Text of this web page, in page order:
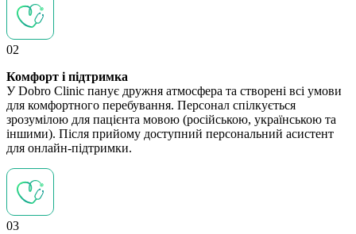
02
Комфорт і підтримка
У Dobro Clinic панує дружня атмосфера та створені всі умови
для комфортного перебування. Персонал спілкується
зрозумілою для пацієнта мовою (російською, українською та
іншими). Після прийому доступний персональний асистент
для онлайн-підтримки.
03